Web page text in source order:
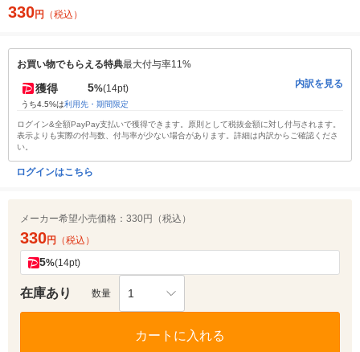
330円 （税込）
お買い物でもらえる特典最大付与率11%
獲得 5%(14pt)
うち4.5%は利用先・期間限定
内訳を見る
ログイン&全額PayPay支払いで獲得できます。原則として税抜金額に対し付与されます。
表示よりも実際の付与数、付与率が少ない場合があります。詳細は内訳からご確認くださ
い。
ログインはこちら
メーカー希望小売価格： 330円（税込）
330円 （税込）
5%(14pt)
在庫あり 数量 1
カートに入れる